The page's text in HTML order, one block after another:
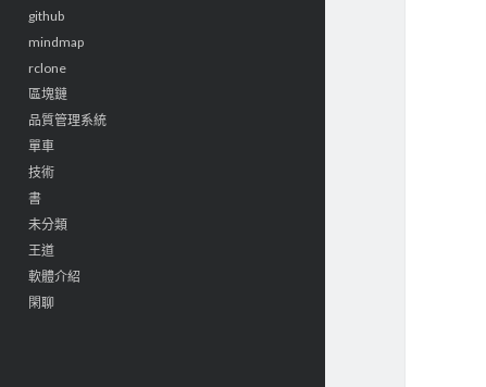
github
mindmap
rclone
區塊鏈
品質管理系統
單車
技術
書
未分類
王道
軟體介紹
閑聊